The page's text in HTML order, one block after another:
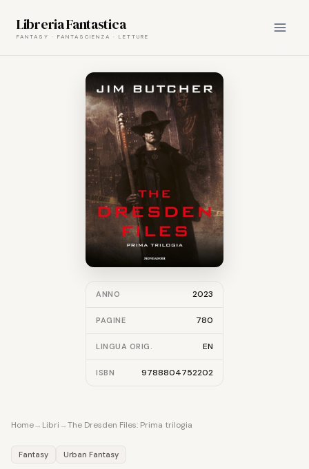
content
Libreria Fantastica
ANNO 2023
PAGINE 780
LINGUA ORIG. EN
ISBN 9788804752202
Home→ Libri→The Dresden Files: Prima trilogia
Fantasy Urban Fantasy